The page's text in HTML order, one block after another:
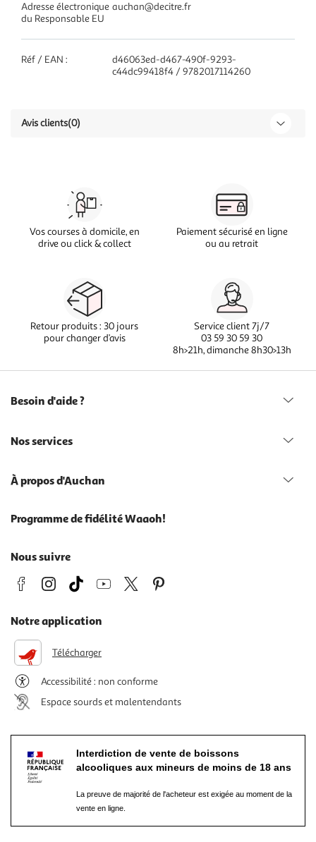
Adresse électronique
du Responsable EU
auchan@decitre.fr
Réf / EAN :
d46063ed-d467-490f-9293-
c44dc99418f4 / 9782017114260
Avis clients(0)
Vos courses à domicile, en
drive ou click & collect
Paiement sécurisé en ligne
ou au retrait
Retour produits : 30 jours
pour changer d’avis
Service client 7j/7
03 59 30 59 30
8h>21h, dimanche 8h30>13h
Besoin d'aide ?
Nos services
À propos d'Auchan
Programme de fidélité Waaoh!
Nous suivre
Notre application
Télécharger
Accessibilité : non conforme
Espace sourds et malentendants
Interdiction de vente de boissons
alcooliques aux mineurs de moins de 18 ans
La preuve de majorité de l'acheteur est exigée au moment de la
vente en ligne.